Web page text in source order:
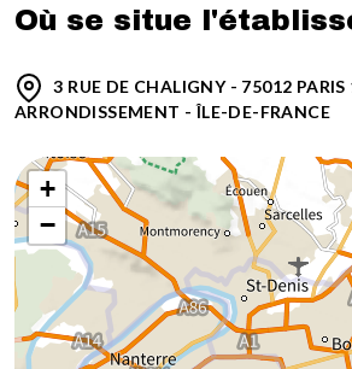
Où se situe
3 RUE DE CHALIGNY - 75012 PARIS
ARRONDISSEMENT - ÎLE-DE-FRANCE
+
−